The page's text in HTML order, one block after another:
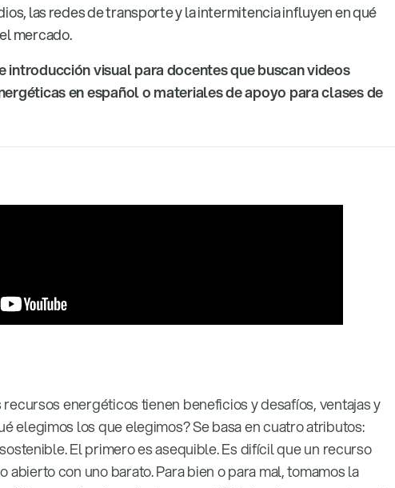
las redes de transporte y la intermitencia influyen en qué
mercado.
introducción visual para docentes que buscan videos
en español o materiales de apoyo para clases de
energéticos tienen beneficios y desafíos, ventajas y
elegimos los que elegimos? Se basa en cuatro atributos:
El primero es asequible. Es difícil que un recurso
con uno barato. Para bien o para mal, tomamos la